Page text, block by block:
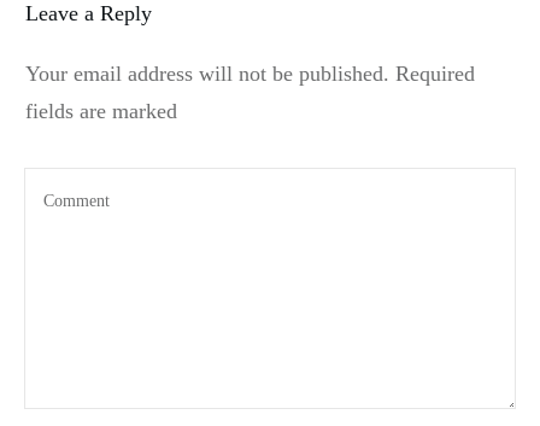
Leave a Reply
Your email address will not be published. Required
fields are marked